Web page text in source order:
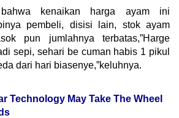
kenaikan harga ayam ini
pembeli, disisi lain, stok ayam
pun jumlahnya terbatas,”Harge
sepi, sehari be cuman habis 1 pikul
dari hari biasenye,”keluhnya.
Technology May Take The Wheel